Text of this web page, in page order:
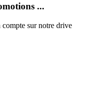
...
sur notre drive